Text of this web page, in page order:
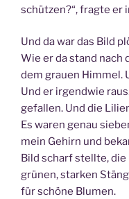
schützen?“, fragte er
Und da war das Bild
Wie er da stand nach
dem grauen Himmel.
Und er irgendwie
gefallen. Und die
Es waren genau
mein Gehirn und
Bild scharf stellte,
grünen, starken
für schöne Blumen.